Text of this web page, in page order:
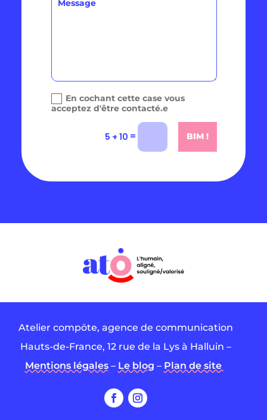
En cochant cette case vous
acceptez d'être contacté.e
5 + 10 = BIM !
Atelier compöte, agence de communication
Hauts-de-France, 12 rue de la Lys à Halluin –
Mentions légales– Le blog – Plan de site